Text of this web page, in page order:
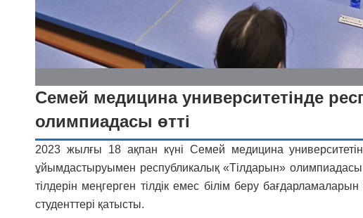
Семей медицина университетінде
олимпиадасы өтті
2023 жылғы 18 ақпан күні Семей медицина
ұйымдастыруымен республикалық «Тілдарын»
тілдерін меңгерген тілдік емес білім беру
студенттері қатысты.